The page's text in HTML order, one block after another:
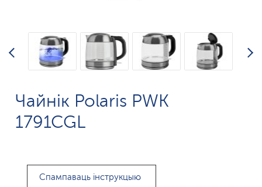
Чайнік Polaris PWK
1791CGL
Спампаваць інструкцыю